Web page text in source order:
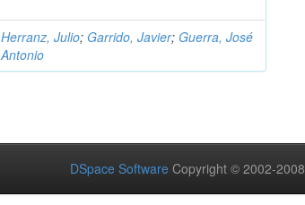
Herranz, Julio; Garrido, Javier; Guerra, José
Antonio
DSpace Software Copyright © 2002-2008